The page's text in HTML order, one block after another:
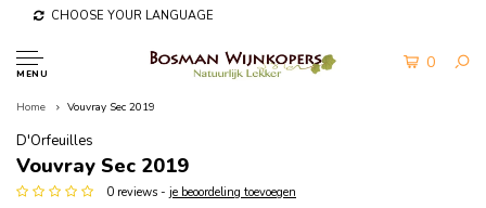
CHOOSE YOUR LANGUAGE
MENU
0
Home Vouvray Sec 2019
D'Orfeuilles
Vouvray Sec 2019
0 reviews - je beoordeling toevoegen